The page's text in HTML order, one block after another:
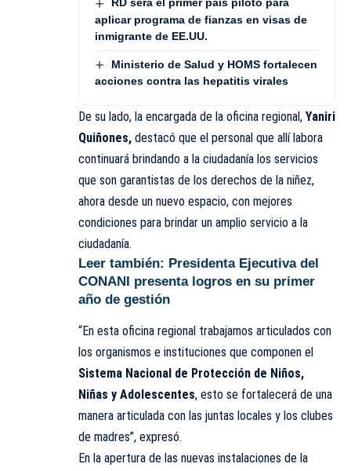
RD será el primer país piloto para
aplicar programa de fianzas en visas de
inmigrante de EE.UU.
Ministerio de Salud y HOMS fortalecen
acciones contra las hepatitis virales
De su lado, la encargada de la oficina regional, Yaniri
Quiñones, destacó que el personal que allí labora
continuará brindando a la ciudadanía los servicios
que son garantistas de los derechos de la niñez,
ahora desde un nuevo espacio, con mejores
condiciones para brindar un amplio servicio a la
ciudadanía.
Leer también: Presidenta Ejecutiva del
CONANI presenta logros en su primer
año de gestión
“En esta oficina regional trabajamos articulados con
los organismos e instituciones que componen el
Sistema Nacional de Protección de Niños,
Niñas y Adolescentes, esto se fortalecerá de una
manera articulada con las juntas locales y los clubes
de madres”, expresó.
En la apertura de las nuevas instalaciones de la